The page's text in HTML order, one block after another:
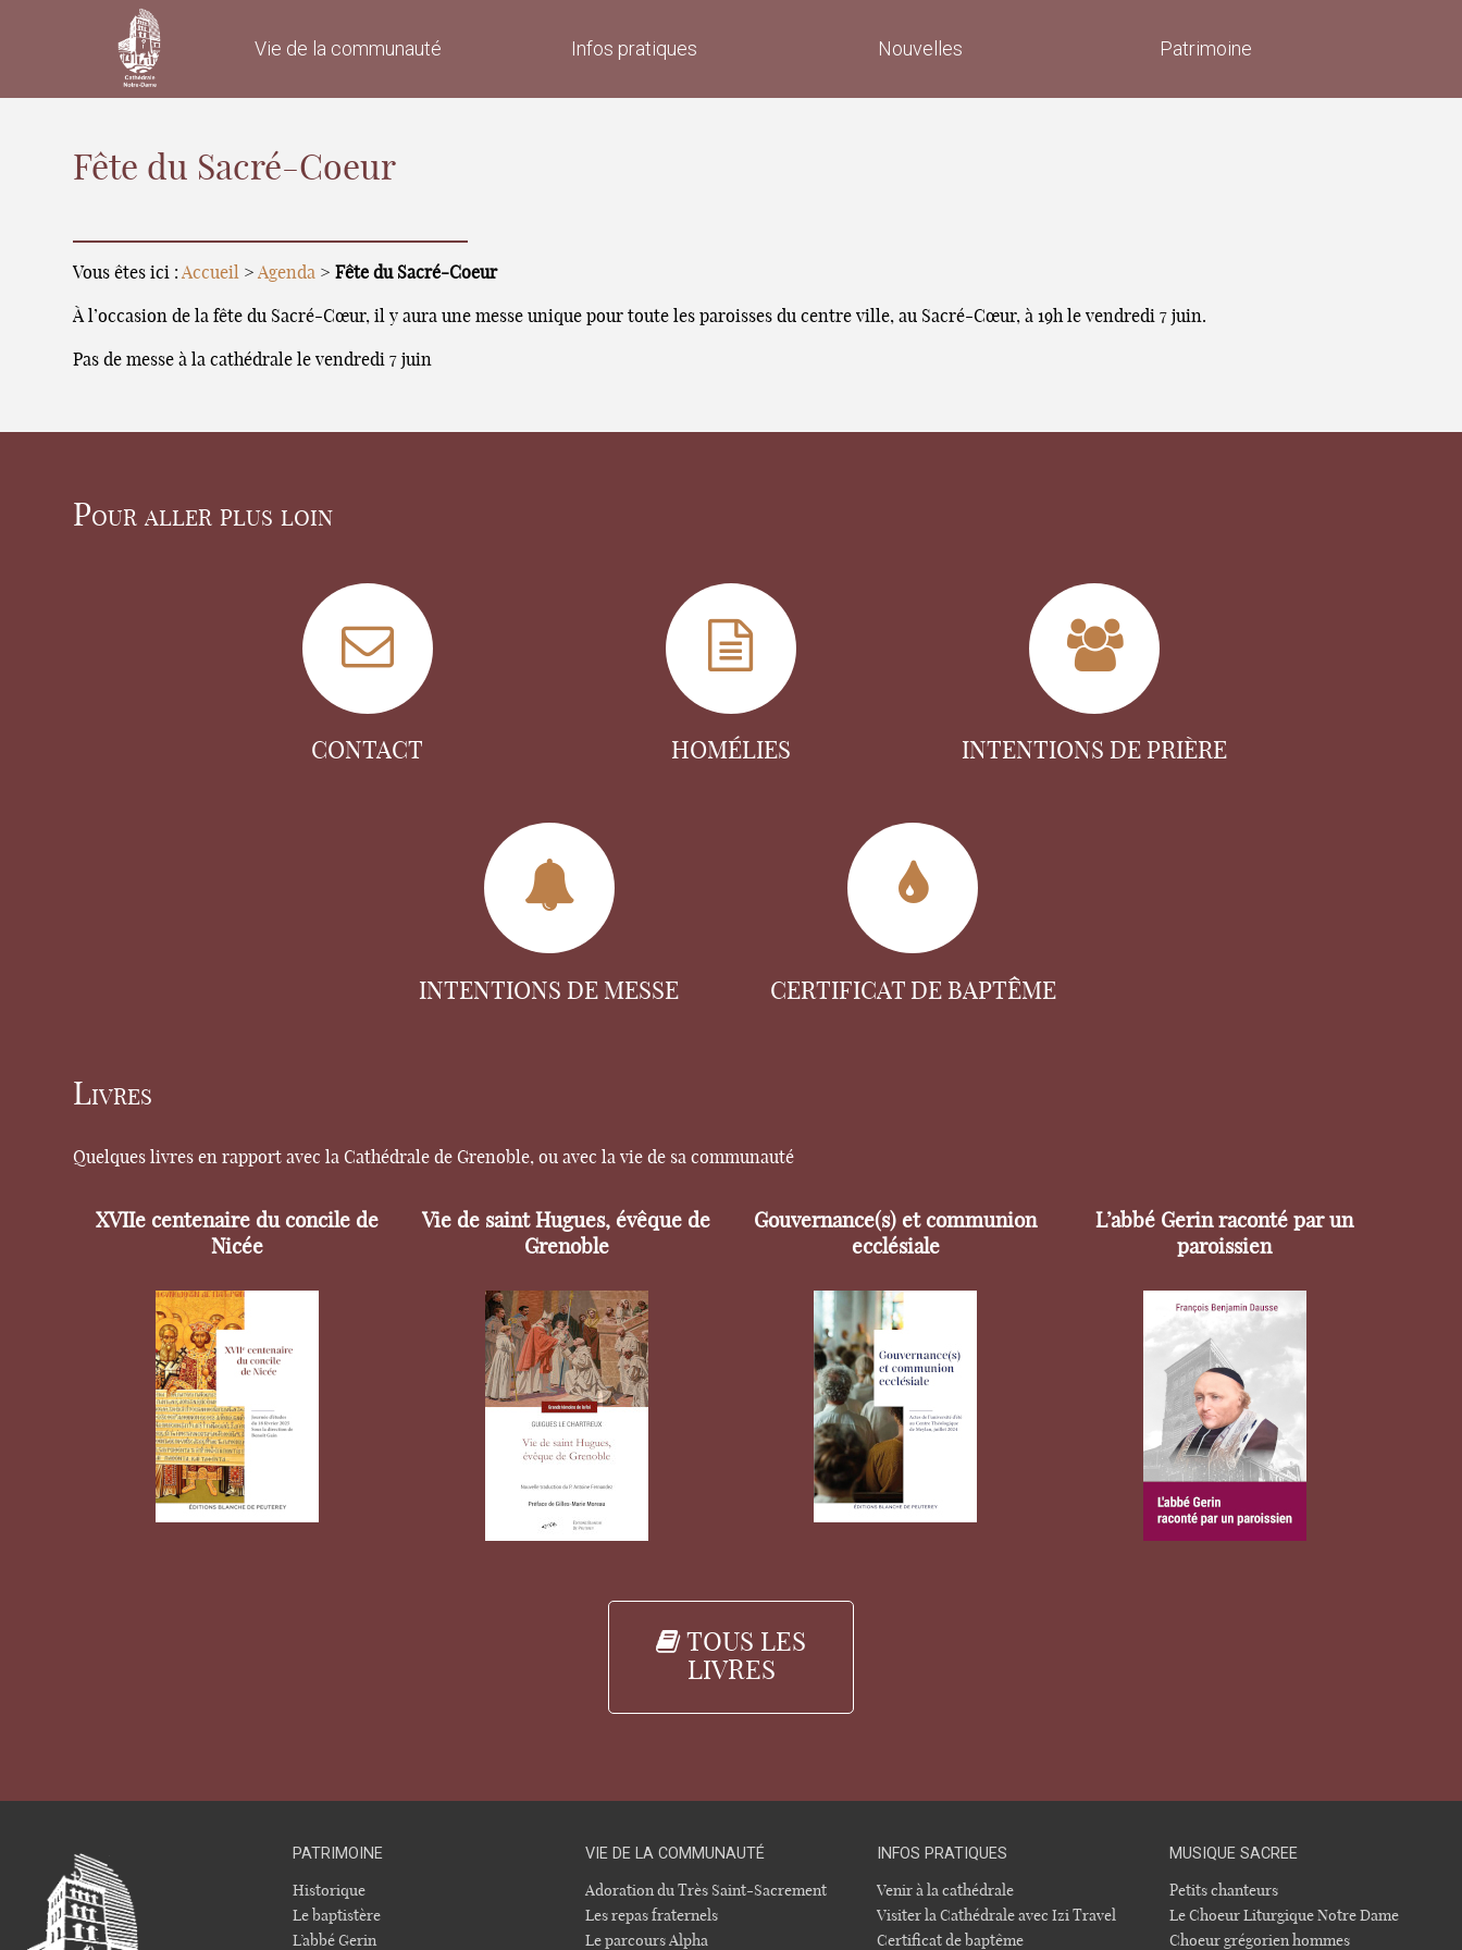
Vie de la communauté Infos pratiques Nouvelles Patrimoine
Fête du Sacré-Coeur
Vous êtes ici :Accueil >Agenda >Fête du Sacré-Coeur
À l’occasion de la fête du Sacré-Cœur, il y aura une messe unique pour toute les paroisses du centre ville, au Sacré-Cœur, à 19h le vendredi 7 juin.
Pas de messe à la cathédrale le vendredi 7 juin
Pour aller plus loin
CONTACT HOMÉLIES INTENTIONS DE PRIÈRE
INTENTIONS DE MESSE CERTIFICAT DE BAPTÊME
Livres
Quelques livres en rapport avec la Cathédrale de Grenoble, ou avec la vie de sa communauté
XVIIe centenaire du concile de
Nicée
Vie de saint Hugues, évêque de
Grenoble
Gouvernance(s) et communion
ecclésiale
L’abbé Gerin raconté par un
paroissien
TOUS LES
LIVRES
PATRIMOINE
Historique
Le baptistère
L’abbé Gerin
VIE DE LA COMMUNAUTÉ
Adoration du Très Saint-Sacrement
Les repas fraternels
Le parcours Alpha
INFOS PRATIQUES
Venir à la cathédrale
Visiter la Cathédrale avec Izi Travel
Certificat de baptême
MUSIQUE SACREE
Petits chanteurs
Le Choeur Liturgique Notre Dame
Choeur grégorien hommes